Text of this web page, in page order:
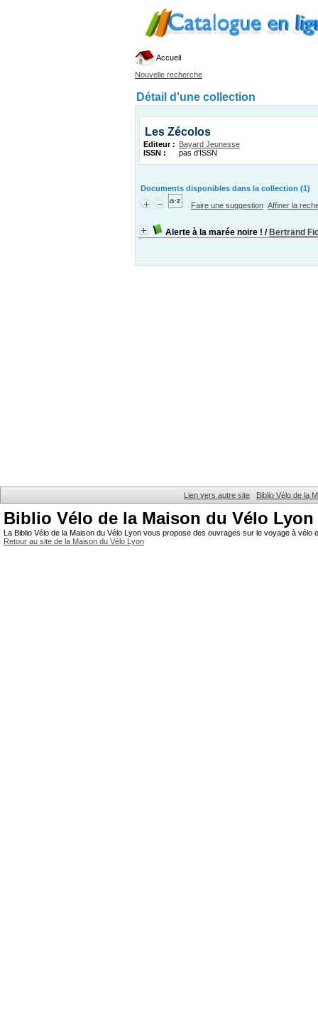
Accueil
Nouvelle recherche
Détail d'une collection
Les Zécolos
Editeur : Bayard Jeunesse
ISSN :
pas d'ISSN
Documents disponibles dans la collection (1)
Faire une suggestion Affiner la
Alerte à la marée noire ! / Bertrand
Lien vers autre site Biblio Vélo de la
Biblio Vélo de la Maison du Vélo Lyon
La Biblio Vélo de la Maison du Vélo Lyon vous propose des ouvrages sur le voyage à
Retour au site de la Maison du Vélo Lyon